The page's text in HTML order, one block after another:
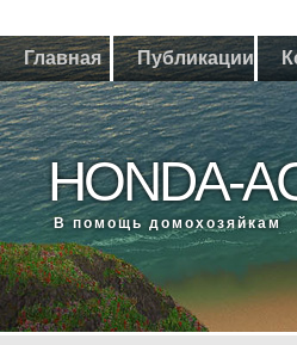
Главная Публикации
HONDA-
В помощь дοмохοзяйкам